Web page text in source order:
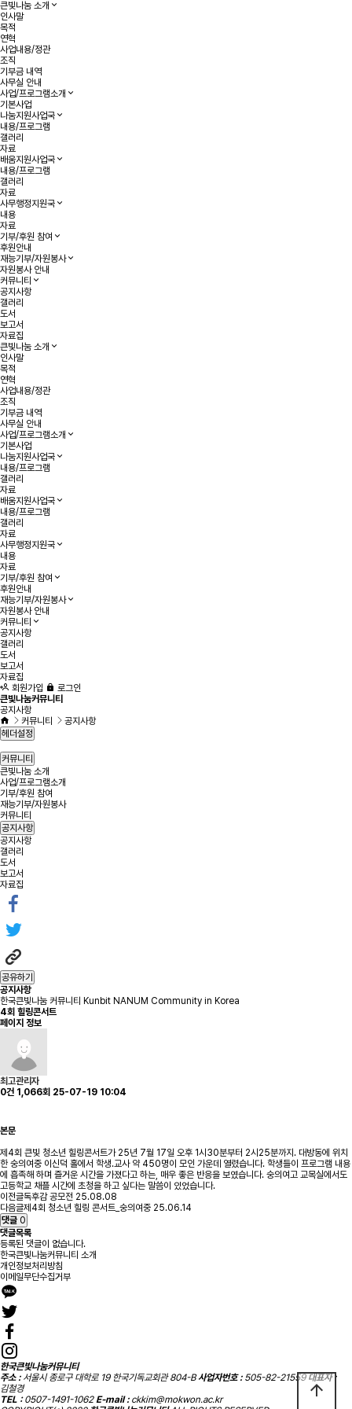
큰빛나눔 소개
인사말
목적
연혁
사업내용/정관
조직
기부금 내역
사무실 안내
사업/프로그램소개
기본사업
나눔지원사업국
내용/프로그램
갤러리
자료
배움지원사업국
내용/프로그램
갤러리
자료
사무행정지원국
내용
자료
기부/후원 참여
후원안내
재능기부/자원봉사
자원봉사 안내
커뮤니티
공지사항
갤러리
도서
보고서
자료집
큰빛나눔 소개
인사말
목적
연혁
사업내용/정관
조직
기부금 내역
사무실 안내
사업/프로그램소개
기본사업
나눔지원사업국
내용/프로그램
갤러리
자료
배움지원사업국
내용/프로그램
갤러리
자료
사무행정지원국
내용
자료
기부/후원 참여
후원안내
재능기부/자원봉사
자원봉사 안내
커뮤니티
공지사항
갤러리
도서
보고서
자료집
회원가입
로그인
큰빛나눔커뮤니티
공지사항
커뮤니티
공지사항
헤더설정
커뮤니티
큰빛나눔 소개
사업/프로그램소개
기부/후원 참여
재능기부/자원봉사
커뮤니티
공지사항
공지사항
갤러리
도서
보고서
자료집
공유하기
공지사항
한국큰빛나눔 커뮤니티 Kunbit NANUM Community in Korea
4회 힐링콘서트
페이지 정보
최고관리자
0건 1,066회 25-07-19 10:04
본문
제4회 큰빛 청소년 힐링콘서트가 25년 7월 17일 오후 1시30분부터 2시25분까지. 대방동에 위치
한 숭의여중 이신덕 홀에서 학생.교사 약 450명이 모인 가운데 열렸습니다. 학생들이 프로그램 내용
에 흡족해 하며 즐거운 시간을 가졌다고 하는, 매우 좋은 반응을 보였습니다. 숭의여고 교목실에서도
고등학교 채플 시간에 초청을 하고 싶다는 말씀이 있었습니다.
이전글독후감 공모전 25.08.08
다음글제4회 청소년 힐링 콘서트_숭의여중 25.06.14
댓글 0
댓글목록
등록된 댓글이 없습니다.
한국큰빛나눔커뮤니티 소개
개인정보처리방침
이메일무단수집거부
한국큰빛나눔커뮤니티
주소 : 서울시 종로구 대학로 19 한국기독교회관 804-B 사업자번호 : 505-82-21559 대표자 :
김철경
TEL :0507-1491-1062 E-mail : ckkim@mokwon.ac.kr
arrow_upward